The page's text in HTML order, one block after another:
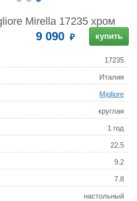
Mirella 17235 хром
9 090 купить
17235
Италия
Migliore
круглая
1 год
22.5
9.2
7.8
настольный